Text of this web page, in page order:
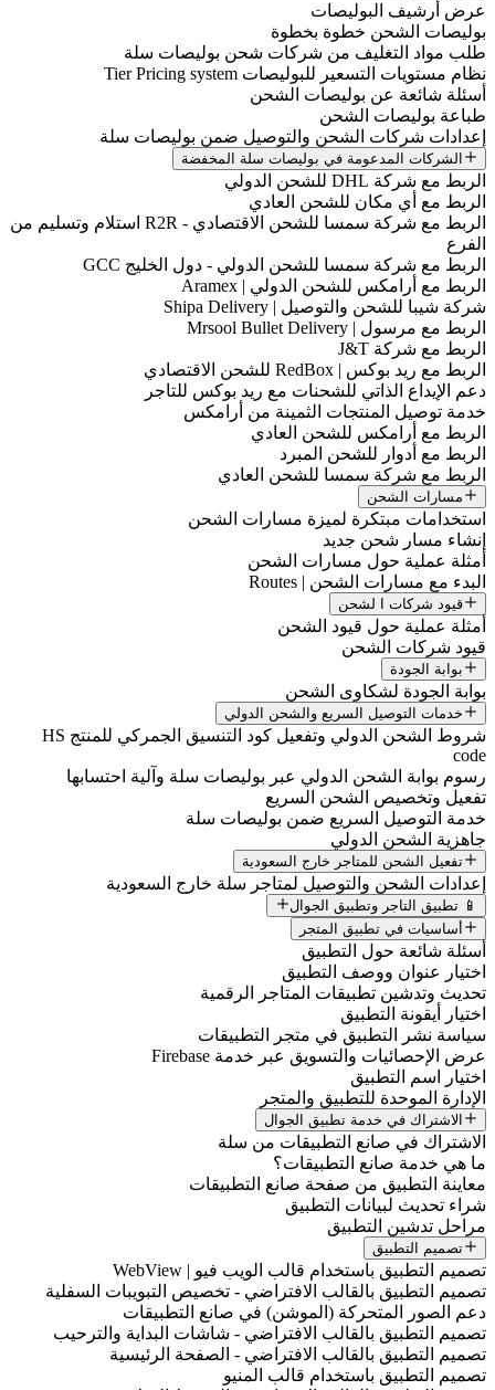
عرض أرشيف البوليصات
بوليصات الشحن خطوة بخطوة
طلب مواد التغليف من شركات شحن بوليصات سلة
نظام مستويات التسعير للبوليصات Tier Pricing system
أسئلة شائعة عن بوليصات الشحن
طباعة بوليصات الشحن
إعدادات شركات الشحن والتوصيل ضمن بوليصات سلة
الشركات المدعومة في بوليصات سلة المخفضة
الربط مع شركة DHL للشحن الدولي
الربط مع أي مكان للشحن العادي
الربط مع شركة سمسا للشحن الاقتصادي - R2R استلام وتسليم من
الفرع
الربط مع شركة سمسا للشحن الدولي - دول الخليج GCC
الربط مع أرامكس للشحن الدولي | Aramex
شركة شيبا للشحن والتوصيل | Shipa Delivery
الربط مع مرسول | Mrsool Bullet Delivery
الربط مع شركة J&T
الربط مع ريد بوكس | RedBox للشحن الاقتصادي
دعم الإيداع الذاتي للشحنات مع ريد بوكس للتاجر
خدمة توصيل المنتجات الثمينة من أرامكس
الربط مع أرامكس للشحن العادي
الربط مع أدوار للشحن المبرد
الربط مع شركة سمسا للشحن العادي
مسارات الشحن
استخدامات مبتكرة لميزة مسارات الشحن
إنشاء مسار شحن جديد
أمثلة عملية حول مسارات الشحن
البدء مع مسارات الشحن | Routes
قيود شركات ا لشحن
أمثلة عملية حول قيود الشحن
قيود شركات الشحن
بوابة الجودة
بوابة الجودة لشكاوى الشحن
خدمات التوصيل السريع والشحن الدولي
شروط الشحن الدولي وتفعيل كود التنسيق الجمركي للمنتج HS
code
رسوم بوابة الشحن الدولي عبر بوليصات سلة وآلية احتسابها
تفعيل وتخصيص الشحن السريع
خدمة التوصيل السريع ضمن بوليصات سلة
جاهزية الشحن الدولي
تفعيل الشحن للمتاجر خارج السعودية
إعدادات الشحن والتوصيل لمتاجر سلة خارج السعودية
📱 تطبيق التاجر وتطبيق الجوال
أساسيات في تطبيق المتجر
أسئلة شائعة حول التطبيق
اختيار عنوان ووصف التطبيق
تحديث وتدشين تطبيقات المتاجر الرقمية
اختيار أيقونة التطبيق
سياسة نشر التطبيق في متجر التطبيقات
عرض الإحصائيات والتسويق عبر خدمة Firebase
اختيار اسم التطبيق
الإدارة الموحدة للتطبيق والمتجر
الاشتراك في خدمة تطبيق الجوال
الاشتراك في صانع التطبيقات من سلة
ما هي خدمة صانع التطبيقات؟
معاينة التطبيق من صفحة صانع التطبيقات
شراء تحديث لبيانات التطبيق
مراحل تدشين التطبيق
تصميم التطبيق
تصميم التطبيق باستخدام قالب الويب فيو | WebView
تصميم التطبيق بالقالب الافتراضي - تخصيص التبويبات السفلية
دعم الصور المتحركة (الموشن) في صانع التطبيقات
تصميم التطبيق بالقالب الافتراضي - شاشات البداية والترحيب
تصميم التطبيق بالقالب الافتراضي - الصفحة الرئيسية
تصميم التطبيق باستخدام قالب المنيو